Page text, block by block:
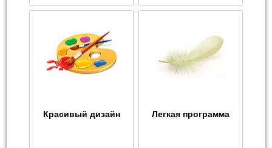
Красивый дизайн Легкая программа